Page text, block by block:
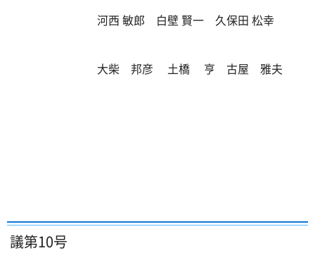
河西 敏郎 白壁 賢一 久保田 松幸
大柴 邦彦 土橋 亨 古屋 雅夫
議第10号